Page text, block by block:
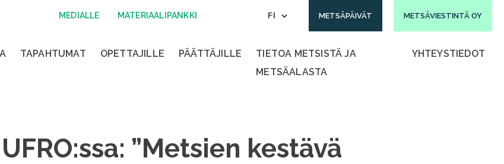
MEDIALLE MATERIAALIPANKKI METSÄPÄIVÄT METSÄVIESTINTÄ OY
TAPAHTUMAT OPETTAJILLE PÄÄTTÄJILLE
TIETOA METSISTÄ JA
METSÄALASTA
YHTEYSTIEDOT
”Metsien kestävä